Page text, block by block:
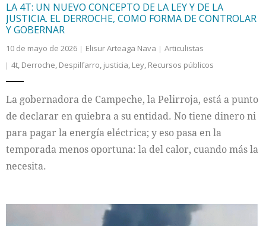
LA 4T: UN NUEVO CONCEPTO DE LA LEY Y DE LA
JUSTICIA. EL DERROCHE, COMO FORMA DE CONTROLAR
Y GOBERNAR
10 de mayo de 2026 Elisur Arteaga Nava
Articulistas
4t, Derroche, Despilfarro, justicia, Ley, Recursos públicos
La gobernadora de Campeche, la Pelirroja, está a punto
de declarar en quiebra a su entidad. No tiene dinero ni
para pagar la energía eléctrica; y eso pasa en la
temporada menos oportuna: la del calor, cuando más la
necesita.